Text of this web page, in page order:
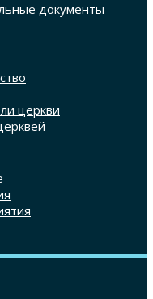
документы
церкви